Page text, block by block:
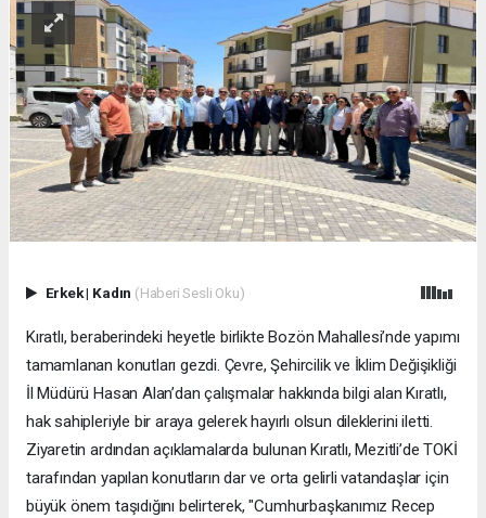
Erkek| Kadın (Haberi Sesli Oku)
Kıratlı, beraberindeki heyetle birlikte Bozön Mahallesi’nde yapımı
tamamlanan konutları gezdi. Çevre, Şehircilik ve İklim Değişikliği
İl Müdürü Hasan Alan’dan çalışmalar hakkında bilgi alan Kıratlı,
hak sahipleriyle bir araya gelerek hayırlı olsun dileklerini iletti.
Ziyaretin ardından açıklamalarda bulunan Kıratlı, Mezitli’de TOKİ
tarafından yapılan konutların dar ve orta gelirli vatandaşlar için
büyük önem taşıdığını belirterek, "Cumhurbaşkanımız Recep